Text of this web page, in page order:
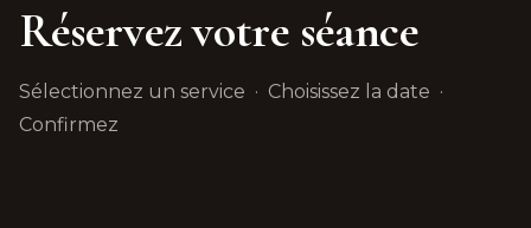
Réservez votre séance
Sélectionnez un service · Choisissez la date ·
Confirmez